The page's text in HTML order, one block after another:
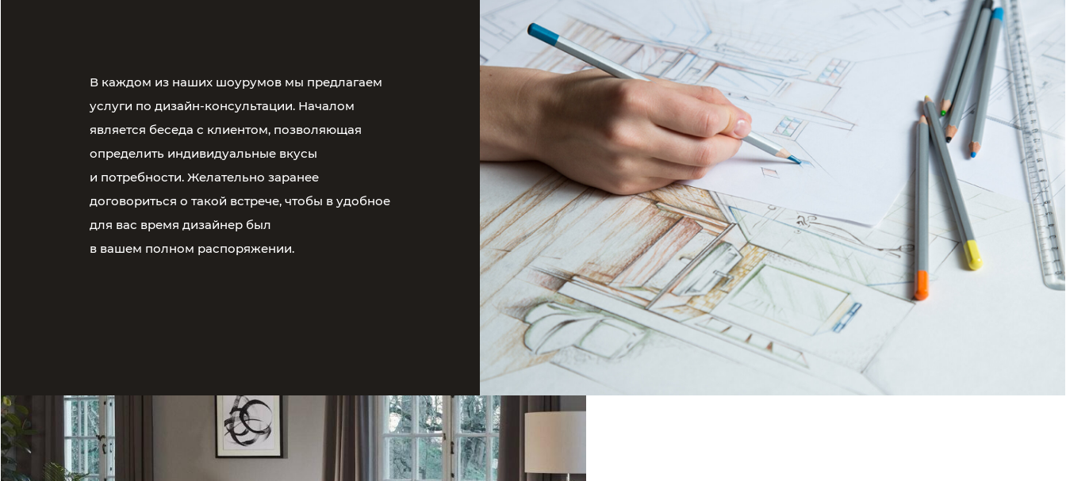
В каждом из наших шоурумов мы предлагаем
услуги по дизайн-консультации. Началом
является беседа с клиентом, позволяющая
определить индивидуальные вкусы
и потребности. Желательно заранее
договориться о такой встрече, чтобы в удобное
для вас время дизайнер был
в вашем полном распоряжении.